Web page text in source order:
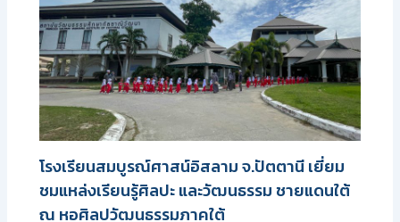
โรงเรียนสมบูรณ์ศาสน์อิสลาม จ.ปัตตานี เยี่ยม
ชมแหล่งเรียนรู้ศิลปะ และวัฒนธรรม ชายแดนใต้
ณ หอศิลปวัฒนธรรมภาคใต้